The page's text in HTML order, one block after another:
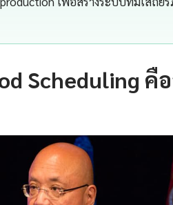
Scheduling คื